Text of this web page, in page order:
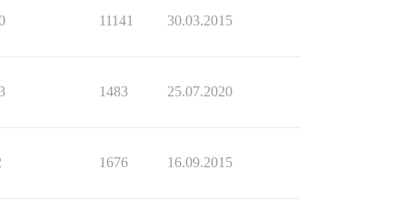
with return #<Process::Status: pid 55 exit 2>
than one.
11141 30.03.2015
1483 25.07.2020
1676 16.09.2015